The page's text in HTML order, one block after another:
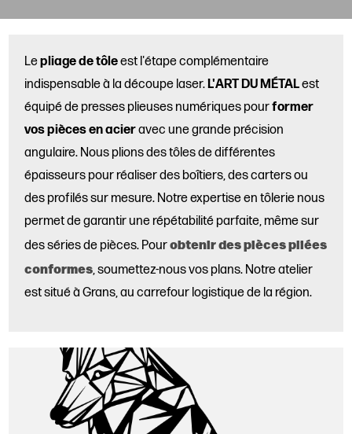
Lepliage de tôleest l'étape complémentaire
indispensable à la découpe laser.L'ART DU MÉTALest
équipé de presses plieuses numériques pourformer
vos pièces en acieravec une grande précision
angulaire. Nous plions des tôles de différentes
épaisseurs pour réaliser des boîtiers, des carters ou
des profilés sur mesure. Notre expertise en tôlerie nous
permet de garantir une répétabilité parfaite, même sur
des séries de pièces. Pourobtenir des pièces pliées
conformes, soumettez-nous vos plans. Notre atelier
est situé à Grans, au carrefour logistique de la région.